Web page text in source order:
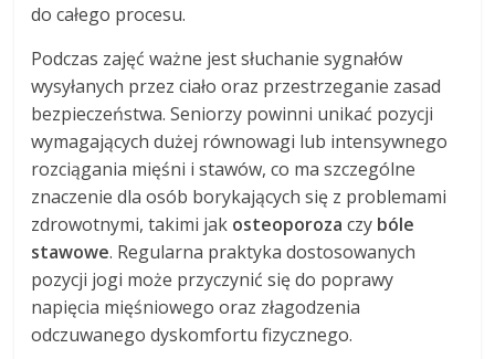
do całego procesu.
Podczas zajęć ważne jest słuchanie sygnałów
wysyłanych przez ciało oraz przestrzeganie zasad
bezpieczeństwa. Seniorzy powinni unikać pozycji
wymagających dużej równowagi lub intensywnego
rozciągania mięśni i stawów, co ma szczególne
znaczenie dla osób borykających się z problemami
zdrowotnymi, takimi jak osteoporoza czy bóle
stawowe. Regularna praktyka dostosowanych
pozycji jogi może przyczynić się do poprawy
napięcia mięśniowego oraz złagodzenia
odczuwanego dyskomfortu fizycznego.